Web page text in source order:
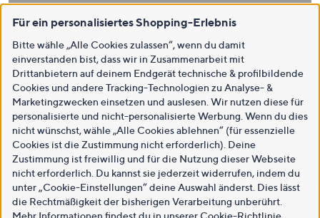
Für ein personalisiertes Shopping-Erlebnis
Bitte wähle „Alle Cookies zulassen“, wenn du damit
einverstanden bist, dass wir in Zusammenarbeit mit
Drittanbietern auf deinem Endgerät technische & profilbildende
Cookies und andere Tracking-Technologien zu Analyse- &
Marketingzwecken einsetzen und auslesen. Wir nutzen diese für
personalisierte und nicht-personalisierte Werbung. Wenn du dies
nicht wünschst, wähle „Alle Cookies ablehnen“ (für essenzielle
Cookies ist die Zustimmung nicht erforderlich). Deine
Zustimmung ist freiwillig und für die Nutzung dieser Webseite
nicht erforderlich. Du kannst sie jederzeit widerrufen, indem du
unter „Cookie-Einstellungen“ deine Auswahl änderst. Dies lässt
die Rechtmäßigkeit der bisherigen Verarbeitung unberührt.
Mehr Informationen findest du in unsererCookie-Richtlinie